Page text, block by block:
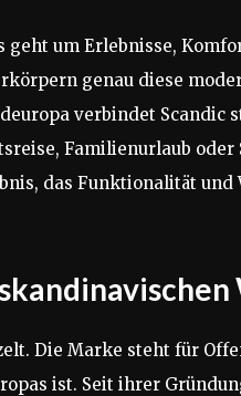
geht um Erlebnisse,
genau diese
verbindet Scandic
Familienurlaub
das Funktionalität und
Die Marke steht für
ist. Seit ihrer